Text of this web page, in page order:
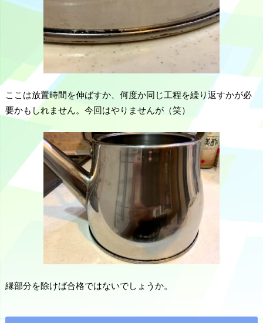
ここは放置時間を伸ばすか、何度か同じ工程を繰り返すかが必
要かもしれません。今回はやりませんが（笑）
縁部分を除けば合格ではないでしょうか。